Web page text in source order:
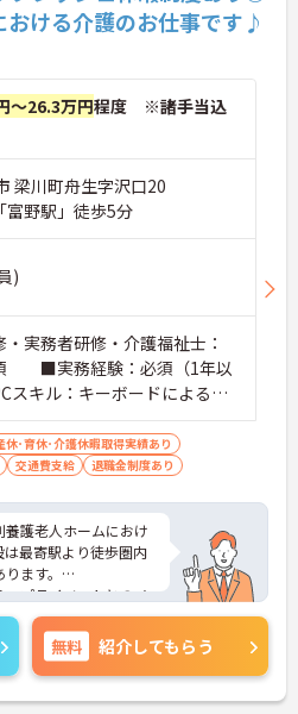
おける介護のお仕事です♪
～26.3万円程度 ※諸手当込
梁川町舟生字沢口20
富野駅」徒歩5分
)
実務者研修・介護福祉士：
■実務経験：必須（1年以
ル：キーボードによる文
ス操作などの基本操作程度
運転免許：必須
休･育休･介護休暇取得実績あり
交通費支給 退職金制度あり
護老人ホームにおけ
最寄駅より徒歩圏内
ます。
プライベートとのメ
。ご利用者に寄り添
ービスの提供を行っ
ます。
ポイントなど、さら
軽にご相談くださ
無料 紹介してもらう